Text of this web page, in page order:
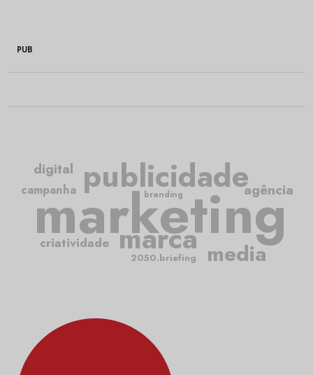
PUB
marketing
publicidade
marca
criatividade
campanha
media
agência
digital
2050.briefing
branding